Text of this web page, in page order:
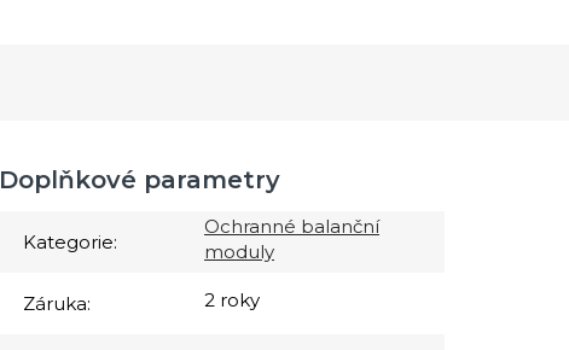
Doplňkové parametry
Kategorie:
Ochranné balanční
moduly
Záruka: 2 roky